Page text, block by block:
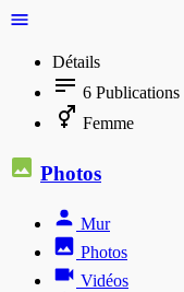
Détails
6 Publications
Femme
Photos
Mur
Photos
Vidéos